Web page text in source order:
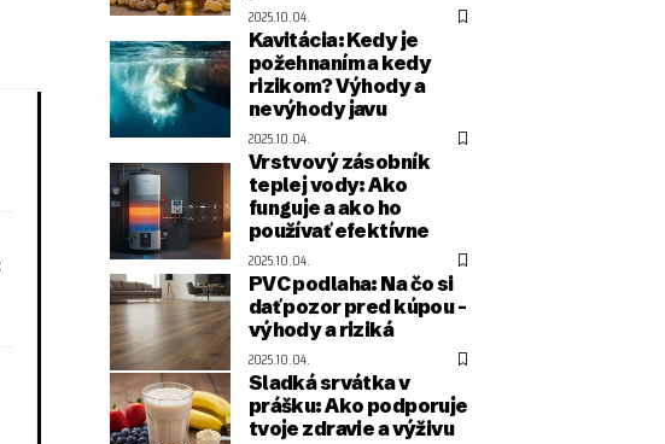
2025.10.04.
Kavitácia: Kedy je
požehnaním a kedy
rizikom? Výhody a
nevýhody javu
2025.10.04.
Vrstvový zásobník
teplej vody: Ako
funguje a ako ho
používať efektívne
2025.10.04.
PVC podlaha: Na čo si
dať pozor pred kúpou –
výhody a riziká
2025.10.04.
Sladká srvátka v
prášku: Ako podporuje
tvoje zdravie a výživu